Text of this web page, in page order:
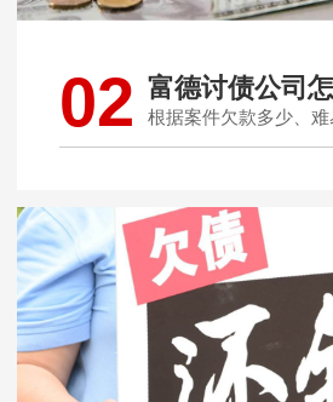
02 富德讨债公司
根据案件欠款多少、